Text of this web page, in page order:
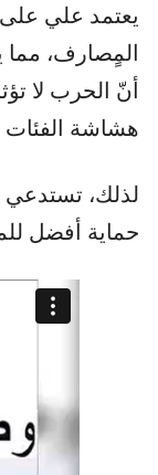
يعتمد علي على
المٍصارف،
أنّ الحرب لا
هشاشة الفئات
لذلك، تستدعي
حماية أفضل